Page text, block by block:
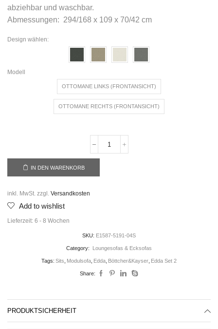
abziehbar und waschbar.
Abmessungen: 294/168 x 109 x 70/42 cm
Design wählen:
Modell
OTTOMANE LINKS (FRONTANSICHT)
OTTOMANE RECHTS (FRONTANSICHT)
IN DEN WARENKORB
inkl. MwSt. zzgl. Versandkosten
Add to wishlist
Lieferzeit: 6 - 8 Wochen
SKU: E1587-5191-04S
Category: Loungesofas & Ecksofas
Tags: Sits, Modulsofa, Edda, Böttcher&Kayser, Edda Set 2
Share:
PRODUKTSICHERHEIT